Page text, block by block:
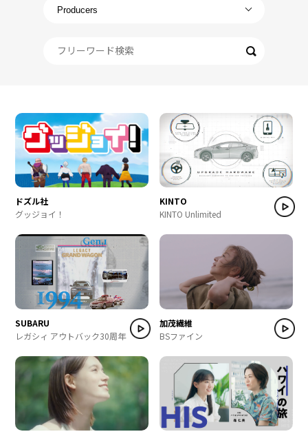
ドズル社
グッジョイ！
KINTO
KINTO Unlimited
SUBARU
レガシィ アウトバック30周年
加茂繊維
BSファイン